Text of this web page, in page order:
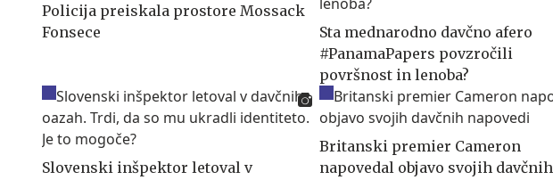
Policija preiskala prostore Mossack
Fonsece
Sta mednarodno davčno afero
#PanamaPapers povzročili
površnost in lenoba?
Slovenski inšpektor letoval v
Britanski premier Cameron
napovedal objavo svojih davčnih